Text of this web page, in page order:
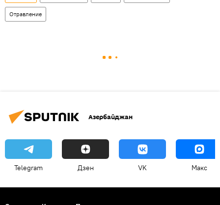
Отравление
Азербайджан
Telegram Дзен VK Макс